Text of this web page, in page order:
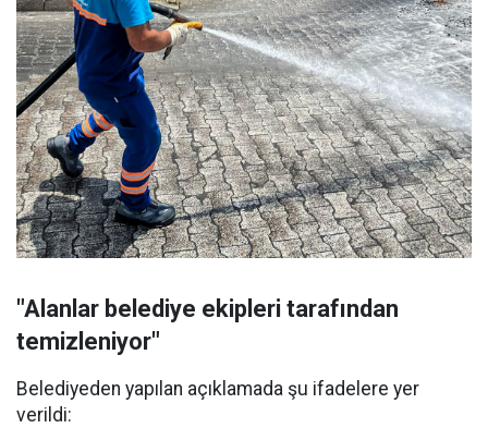
"Alanlar belediye ekipleri tarafından
temizleniyor"
Belediyeden yapılan açıklamada şu ifadelere yer
verildi: